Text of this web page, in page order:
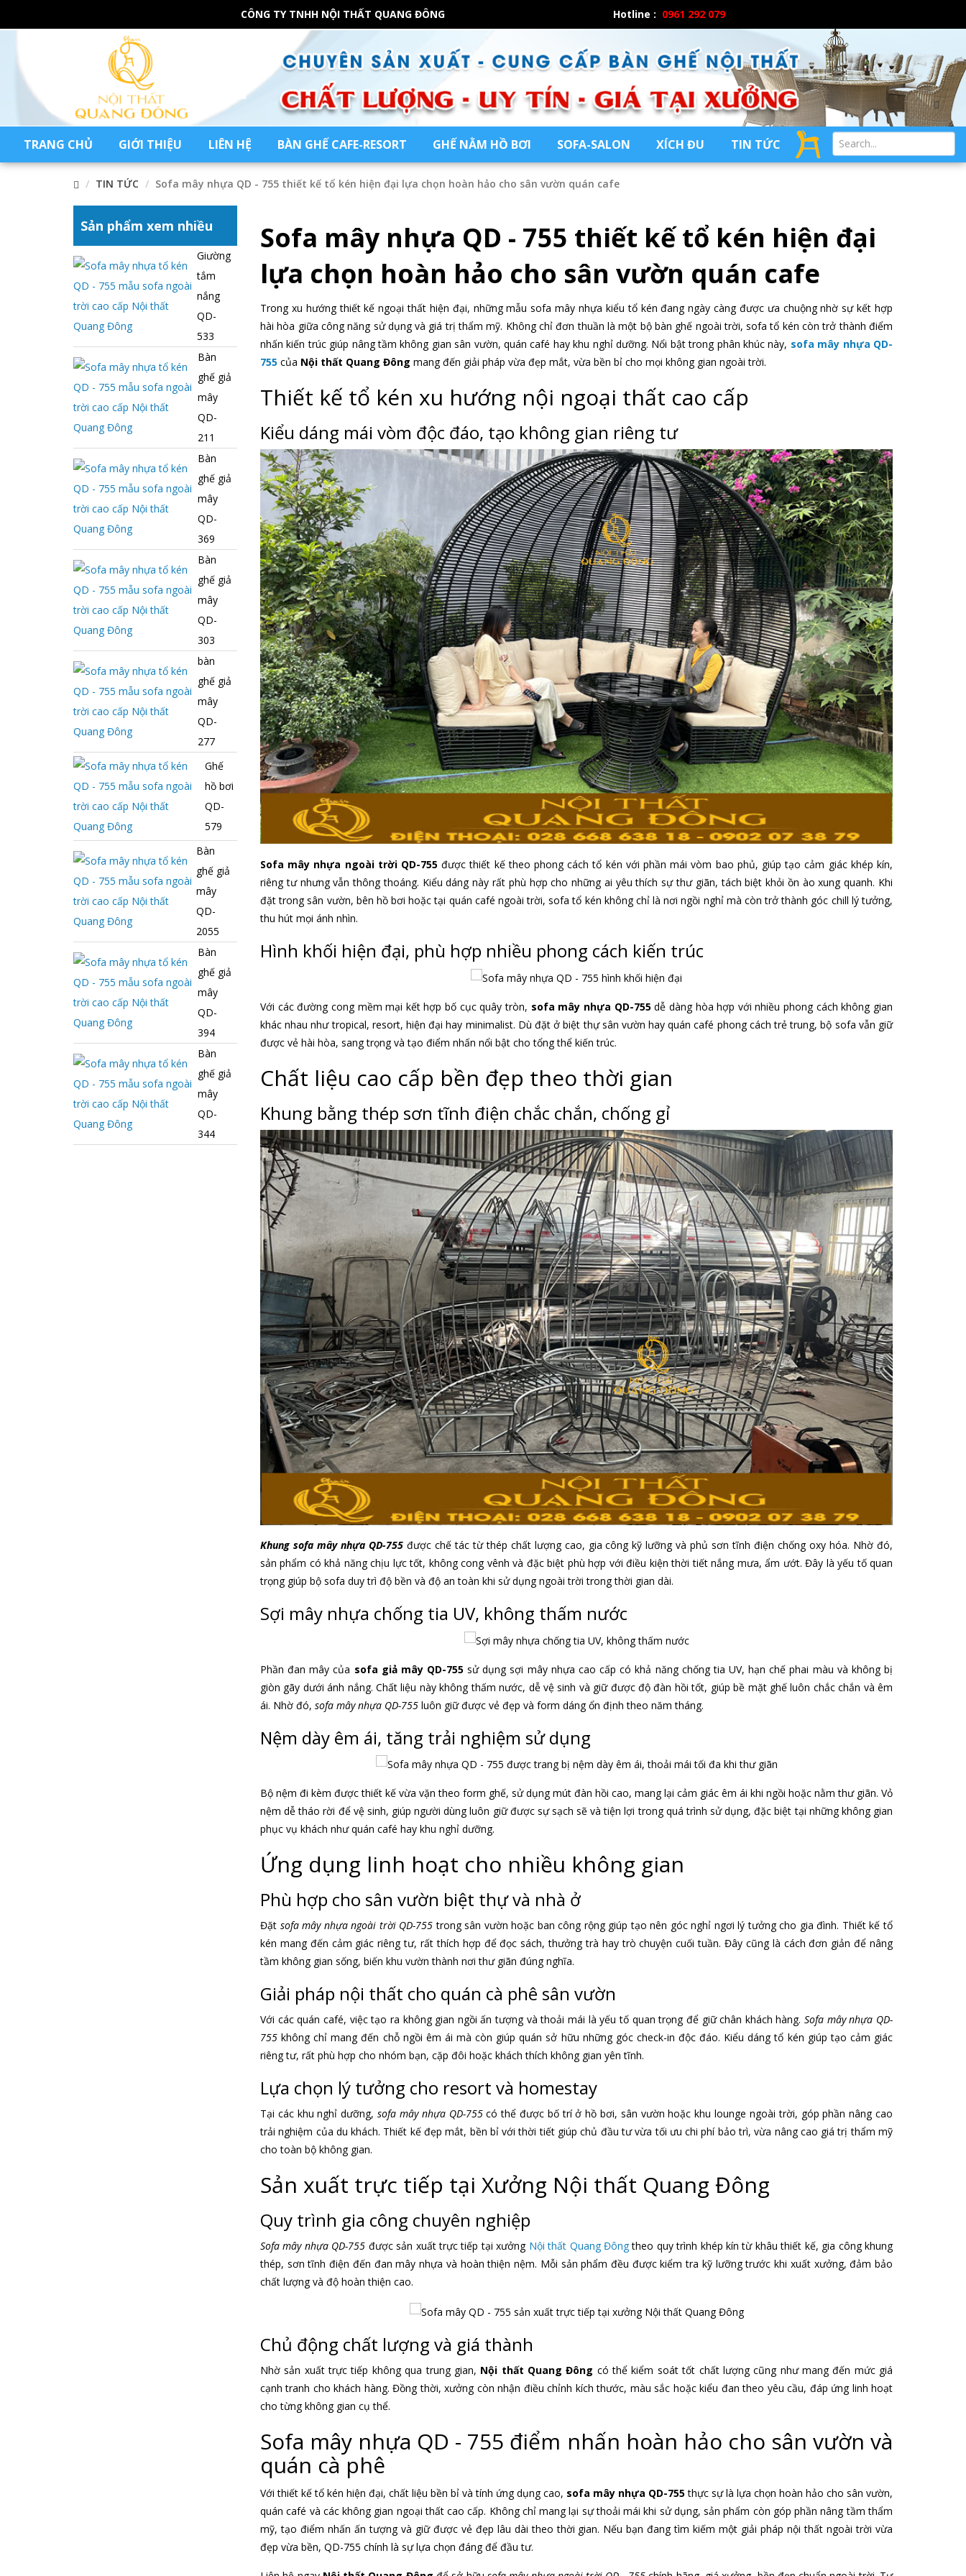
CÔNG TY TNHH NỘI THẤT QUANG ĐÔNG Hotline : 0961 292 079
TRANG CHỦ GIỚI THIỆU LIÊN HỆ BÀN GHẾ CAFE-RESORT GHẾ NẰM HỒ BƠI SOFA-SALON XÍCH ĐU TIN TỨC
TIN TỨC Sofa mây nhựa QD - 755 thiết kế tổ kén hiện đại lựa chọn hoàn hảo cho sân vườn quán cafe
Sofa mây nhựa QD - 755 thiết kế tổ kén hiện đại
lựa chọn hoàn hảo cho sân vườn quán cafe
Trong xu hướng thiết kế ngoại thất hiện đại, những mẫu sofa mây nhựa kiểu tổ kén đang ngày càng được ưa chuộng nhờ sự kết hợp
hài hòa giữa công năng sử dụng và giá trị thẩm mỹ. Không chỉ đơn thuần là một bộ bàn ghế ngoài trời, sofa tổ kén còn trở thành điểm
nhấn kiến trúc giúp nâng tầm không gian sân vườn, quán café hay khu nghỉ dưỡng. Nổi bật trong phân khúc này, sofa mây nhựa QD-
755 của Nội thất Quang Đông mang đến giải pháp vừa đẹp mắt, vừa bền bỉ cho mọi không gian ngoài trời.
Thiết kế tổ kén xu hướng nội ngoại thất cao cấp
Kiểu dáng mái vòm độc đáo, tạo không gian riêng tư
Sofa mây nhựa ngoài trời QD-755 được thiết kế theo phong cách tổ kén với phần mái vòm bao phủ, giúp tạo cảm giác khép kín,
riêng tư nhưng vẫn thông thoáng. Kiểu dáng này rất phù hợp cho những ai yêu thích sự thư giãn, tách biệt khỏi ồn ào xung quanh. Khi
đặt trong sân vườn, bên hồ bơi hoặc tại quán café ngoài trời, sofa tổ kén không chỉ là nơi ngồi nghỉ mà còn trở thành góc chill lý tưởng,
thu hút mọi ánh nhìn.
Hình khối hiện đại, phù hợp nhiều phong cách kiến trúc
Với các đường cong mềm mại kết hợp bố cục quây tròn, sofa mây nhựa QD-755dễ dàng hòa hợp với nhiều phong cách không gian
khác nhau như tropical, resort, hiện đại hay minimalist. Dù đặt ở biệt thự sân vườn hay quán café phong cách trẻ trung, bộ sofa vẫn giữ
được vẻ hài hòa, sang trọng và tạo điểm nhấn nổi bật cho tổng thể kiến trúc.
Chất liệu cao cấp bền đẹp theo thời gian
Khung bằng thép sơn tĩnh điện chắc chắn, chống gỉ
Khung sofa mây nhựa QD-755được chế tác từ thép chất lượng cao, gia công kỹ lưỡng và phủ sơn tĩnh điện chống oxy hóa. Nhờ đó,
sản phẩm có khả năng chịu lực tốt, không cong vênh và đặc biệt phù hợp với điều kiện thời tiết nắng mưa, ẩm ướt. Đây là yếu tố quan
trọng giúp bộ sofa duy trì độ bền và độ an toàn khi sử dụng ngoài trời trong thời gian dài.
Sợi mây nhựa chống tia UV, không thấm nước
Phần đan mây của sofa giả mây QD-755 sử dụng sợi mây nhựa cao cấp có khả năng chống tia UV, hạn chế phai màu và không bị
giòn gãy dưới ánh nắng. Chất liệu này không thấm nước, dễ vệ sinh và giữ được độ đàn hồi tốt, giúp bề mặt ghế luôn chắc chắn và êm
ái. Nhờ đó, sofa mây nhựa QD-755 luôn giữ được vẻ đẹp và form dáng ổn định theo năm tháng.
Nệm dày êm ái, tăng trải nghiệm sử dụng
Bộ nệm đi kèm được thiết kế vừa vặn theo form ghế, sử dụng mút đàn hồi cao, mang lại cảm giác êm ái khi ngồi hoặc nằm thư giãn. Vỏ
nệm dễ tháo rời để vệ sinh, giúp người dùng luôn giữ được sự sạch sẽ và tiện lợi trong quá trình sử dụng, đặc biệt tại những không gian
phục vụ khách như quán café hay khu nghỉ dưỡng.
Ứng dụng linh hoạt cho nhiều không gian
Phù hợp cho sân vườn biệt thự và nhà ở
Đặt sofa mây nhựa ngoài trời QD-755 trong sân vườn hoặc ban công rộng giúp tạo nên góc nghỉ ngơi lý tưởng cho gia đình. Thiết kế tổ
kén mang đến cảm giác riêng tư, rất thích hợp để đọc sách, thưởng trà hay trò chuyện cuối tuần. Đây cũng là cách đơn giản để nâng
tầm không gian sống, biến khu vườn thành nơi thư giãn đúng nghĩa.
Giải pháp nội thất cho quán cà phê sân vườn
Với các quán café, việc tạo ra không gian ngồi ấn tượng và thoải mái là yếu tố quan trọng để giữ chân khách hàng.Sofa mây nhựa QD-
755 không chỉ mang đến chỗ ngồi êm ái mà còn giúp quán sở hữu những góc check-in độc đáo. Kiểu dáng tổ kén giúp tạo cảm giác
riêng tư, rất phù hợp cho nhóm bạn, cặp đôi hoặc khách thích không gian yên tĩnh.
Lựa chọn lý tưởng cho resort và homestay
Tại các khu nghỉ dưỡng,sofa mây nhựa QD-755có thể được bố trí ở hồ bơi, sân vườn hoặc khu lounge ngoài trời, góp phần nâng cao
trải nghiệm của du khách. Thiết kế đẹp mắt, bền bỉ với thời tiết giúp chủ đầu tư vừa tối ưu chi phí bảo trì, vừa nâng cao giá trị thẩm mỹ
cho toàn bộ không gian.
Sản xuất trực tiếp tại Xưởng Nội thất Quang Đông
Quy trình gia công chuyên nghiệp
Sofa mây nhựa QD-755 được sản xuất trực tiếp tại xưởng Nội thất Quang Đôngtheo quy trình khép kín từ khâu thiết kế, gia công khung
thép, sơn tĩnh điện đến đan mây nhựa và hoàn thiện nệm. Mỗi sản phẩm đều được kiểm tra kỹ lưỡng trước khi xuất xưởng, đảm bảo
chất lượng và độ hoàn thiện cao.
Chủ động chất lượng và giá thành
Nhờ sản xuất trực tiếp không qua trung gian, Nội thất Quang Đông có thể kiểm soát tốt chất lượng cũng như mang đến mức giá
cạnh tranh cho khách hàng. Đồng thời, xưởng còn nhận điều chỉnh kích thước, màu sắc hoặc kiểu đan theo yêu cầu, đáp ứng linh hoạt
cho từng không gian cụ thể.
Sofa mây nhựa QD - 755 điểm nhấn hoàn hảo cho sân vườn và
quán cà phê
Với thiết kế tổ kén hiện đại, chất liệu bền bỉ và tính ứng dụng cao, sofa mây nhựa QD-755thực sự là lựa chọn hoàn hảo cho sân vườn,
quán café và các không gian ngoại thất cao cấp. Không chỉ mang lại sự thoải mái khi sử dụng, sản phẩm còn góp phần nâng tầm thẩm
mỹ, tạo điểm nhấn ấn tượng và giữ được vẻ đẹp lâu dài theo thời gian. Nếu bạn đang tìm kiếm một giải pháp nội thất ngoài trời vừa
đẹp vừa bền, QD-755 chính là sự lựa chọn đáng để đầu tư.
Sản phẩm xem nhiều
Giường
tắm
nắng
QD-
533
Bàn
ghế giả
mây
QD-
211
Bàn
ghế giả
mây
QD-
369
Bàn
ghế giả
mây
QD-
303
bàn
ghế giả
mây
QD-
277
Ghế
hồ bơi
QD-
579
Bàn
ghế giả
mây
QD-
2055
Bàn
ghế giả
mây
QD-
394
Bàn
ghế giả
mây
QD-
344